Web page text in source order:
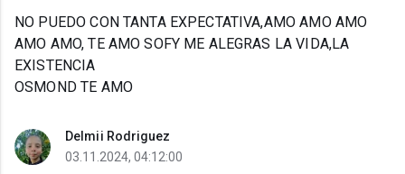
NO PUEDO CON TANTA EXPECTATIVA,AMO AMO AMO
AMO AMO, TE AMO SOFY ME ALEGRAS LA VIDA,LA
EXISTENCIA
OSMOND TE AMO
Delmii Rodriguez
03.11.2024, 04:12:00